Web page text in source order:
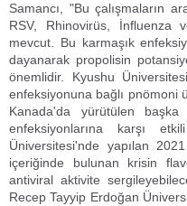
Samancı, "Bu çalışmaların
RSV, Rhinovirüs, İnfluenza
mevcut. Bu karmaşık
dayanarak propolisin
önemlidir. Kyushu
enfeksiyonuna bağlı pnömoni
Kanada'da yürütülen
enfeksiyonlarına karşı
Üniversitesi'nde yapılan
içeriğinde bulunan krisin
antiviral aktivite
Recep Tayyip Erdoğan